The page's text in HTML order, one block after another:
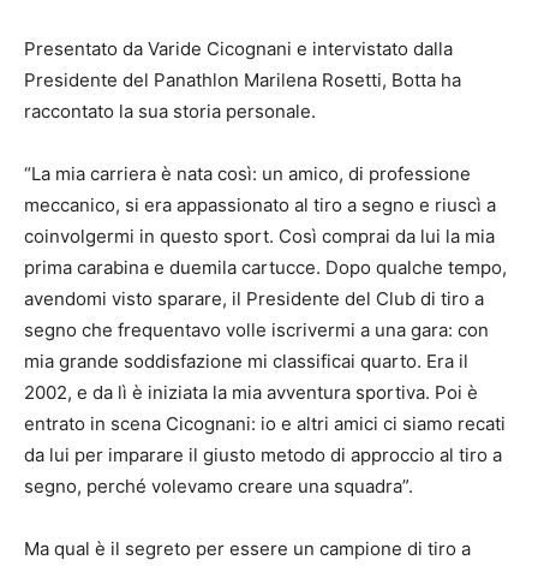
Presentato da Varide Cicognani e intervistato dalla
Presidente del Panathlon Marilena Rosetti, Botta ha
raccontato la sua storia personale.
“La mia carriera è nata così: un amico, di professione
meccanico, si era appassionato al tiro a segno e riuscì a
coinvolgermi in questo sport. Così comprai da lui la mia
prima carabina e duemila cartucce. Dopo qualche tempo,
avendomi visto sparare, il Presidente del Club di tiro a
segno che frequentavo volle iscrivermi a una gara: con
mia grande soddisfazione mi classificai quarto. Era il
2002, e da lì è iniziata la mia avventura sportiva. Poi è
entrato in scena Cicognani: io e altri amici ci siamo recati
da lui per imparare il giusto metodo di approccio al tiro a
segno, perché volevamo creare una squadra”.
Ma qual è il segreto per essere un campione di tiro a